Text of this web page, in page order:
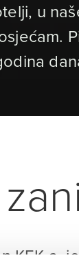
u
KEK-a,